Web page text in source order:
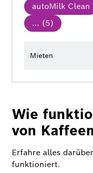
autoMilk Clean
... (5)
Mieten
Wie
von
Erfahre alles
funktioniert.